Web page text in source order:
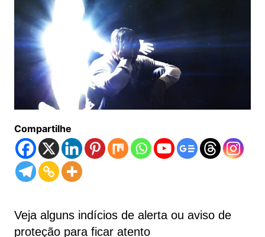
Compartilhe
Veja alguns indícios de alerta ou aviso de
proteção para ficar atento